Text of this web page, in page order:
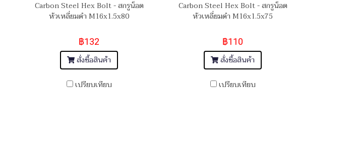
Carbon Steel Hex Bolt - สกรูน็อต
หัวเหลี่ยมดำ M16x1.5x80
฿132
สั่งซื้อสินค้า
เปรียบเทียบ
Carbon Steel Hex Bolt - สกรูน็อต
หัวเหลี่ยมดำ M16x1.5x75
฿110
สั่งซื้อสินค้า
เปรียบเทียบ